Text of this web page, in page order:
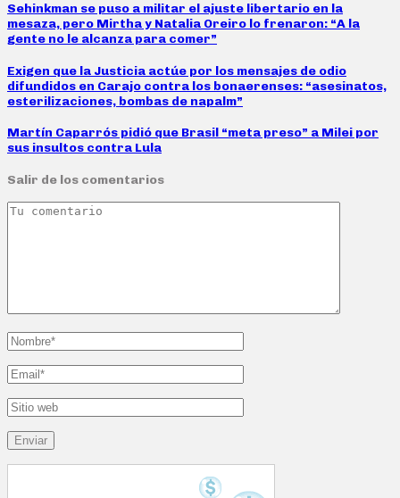
Sehinkman se puso a militar el ajuste libertario en la
mesaza, pero Mirtha y Natalia Oreiro lo frenaron: “A la
gente no le alcanza para comer”
Exigen que la Justicia actúe por los mensajes de odio
difundidos en Carajo contra los bonaerenses: “asesinatos,
esterilizaciones, bombas de napalm”
Martín Caparrós pidió que Brasil “meta preso” a Milei por
sus insultos contra Lula
Salir de los comentarios